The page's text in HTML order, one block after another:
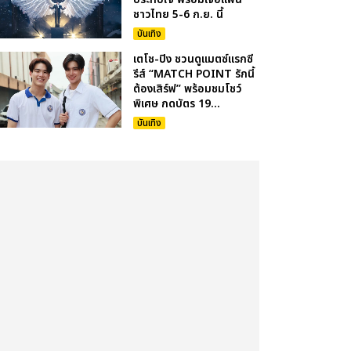
ชาวไทย 5-6 ก.ย. นี้
บันเทิง
เตโช-ปิง ชวนดูแมตซ์แรกซี
รีส์ “MATCH POINT รักนี้
ต้องเสิร์ฟ” พร้อมชมโชว์
พิเศษ กดบัตร 19...
บันเทิง